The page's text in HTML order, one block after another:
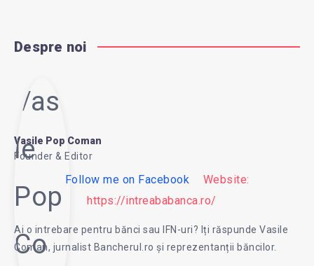
Despre noi
Vasi
le
Pop
Co
Vasile Pop Coman
Founder & Editor
Follow me on Facebook
Website:
https://intreababanca.ro/
Ai o intrebare pentru bănci sau IFN-uri? Iți răspunde Vasile
Coman, jurnalist Bancherul.ro și reprezentanții băncilor.